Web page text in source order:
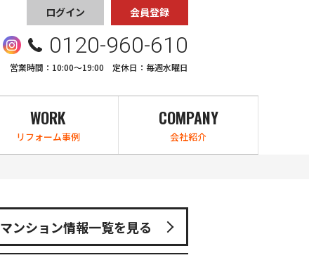
ログイン 会員登録
0120-960-610
営業時間：10:00〜19:00 定休日：毎週水曜日
WORK
リフォーム事例
COMPANY
会社紹介
マンション情報一覧を見る